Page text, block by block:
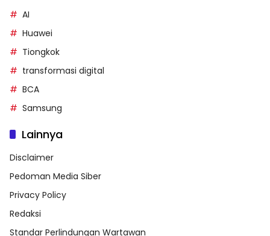
AI
Huawei
Tiongkok
transformasi digital
BCA
Samsung
Lainnya
Disclaimer
Pedoman Media Siber
Privacy Policy
Redaksi
Standar Perlindungan Wartawan